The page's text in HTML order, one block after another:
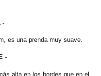
-
es una prenda muy suave.
-
alta en los bordes que en el